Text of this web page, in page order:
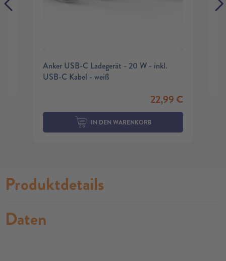
Anker USB-C Ladegerät - 20 W - inkl.
USB-C Kabel - weiß
22,99€
IN DEN WARENKORB
Produktdetails
Daten